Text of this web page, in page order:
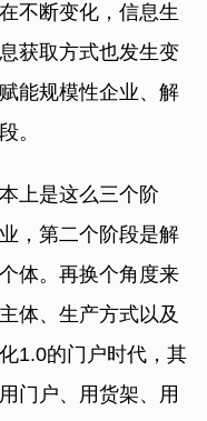
不断变化，信息生
获取方式也发生变
能规模性企业、解
。
上是这么三个阶
，第二个阶段是解
体。再换个角度来
体、生产方式以及
1.0的门户时代，其
门户、用货架、用